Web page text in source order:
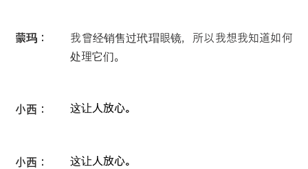
蒙玛：
我曾经销售过玳瑁眼镜，所以我想我知道如何
处理它们。
小西： 这让人放心。
小西： 这让人放心。